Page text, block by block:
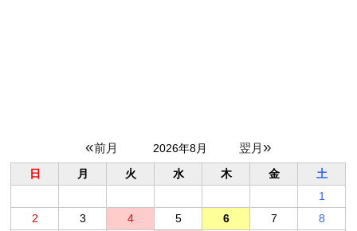
« 2026年8月 »
日 月 火 水 木 金
土
1
2
3 4 5 6 7
8